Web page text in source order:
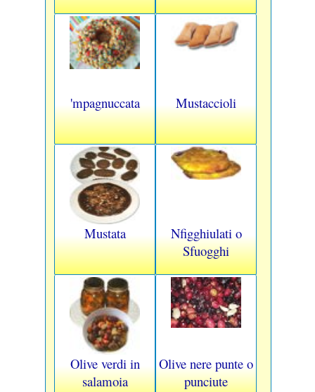
'mpagnuccata Mustaccioli
Mustata
Nfigghiulati o
Sfuogghi
Olive verdi in
salamoia
Olive nere punte o
punciute